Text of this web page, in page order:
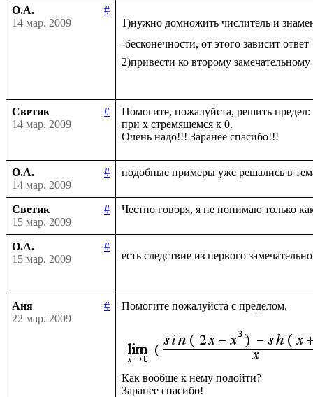
О.А.
#
14 мар. 2009
1)нужно домножить числитель и
-бесконечности, от этого зависит ответ
2)привести ко второму замечательному
Светик
#
14 мар. 2009
Помогите, пожалуйста, решить предел:
при х стремящемся к 0.
О.А.
#
14 мар. 2009
Светик
#
15 мар. 2009
О.А.
#
15 мар. 2009
есть следствие из первого
Аня
#
22 мар. 2009
Помогите пожалуйста с пределом.
Как вообще к нему подойти?